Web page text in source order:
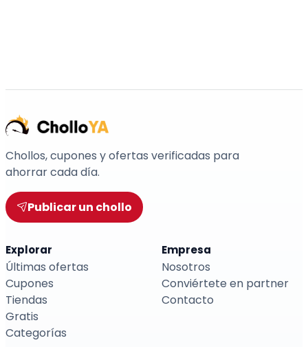
Chollos, cupones y ofertas verificadas para
ahorrar cada día.
Publicar un chollo
Explorar
Últimas ofertas
Cupones
Tiendas
Gratis
Categorías
Empresa
Nosotros
Conviértete en partner
Contacto